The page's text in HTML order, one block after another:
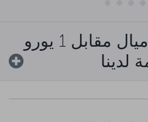
اكسب 2 من الأميال مقابل 1 يورو
لدينا